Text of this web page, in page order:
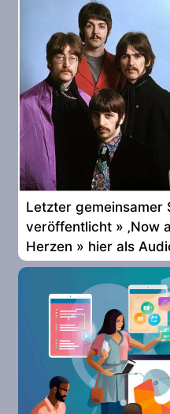
Letzter gemeinsamer
veröffentlicht » ‚Now
Herzen » hier als